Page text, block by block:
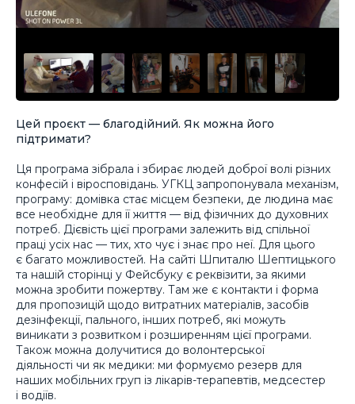
Цей проєкт — благодійний. Як можна його
підтримати?
Ця програма зібрала і збирає людей доброї волі різних
конфесій і віросповідань. УГКЦ запропонувала механізм,
програму: домівка стає місцем безпеки, де людина має
все необхідне для її життя — від фізичних до духовних
потреб. Дієвість цієї програми залежить від спільної
праці усіх нас — тих, хто чує і знає про неї. Для цього
є багато можливостей. На сайті Шпиталю Шептицького
та нашій сторінці у Фейсбуку є реквізити, за якими
можна зробити пожертву. Там же є контакти і форма
для пропозицій щодо витратних матеріалів, засобів
дезінфекції, пального, інших потреб, які можуть
виникати з розвитком і розширенням цієї програми.
Також можна долучитися до волонтерської
діяльності чи як медики: ми формуємо резерв для
наших мобільних груп із лікарів-терапевтів, медсестер
і водіїв.